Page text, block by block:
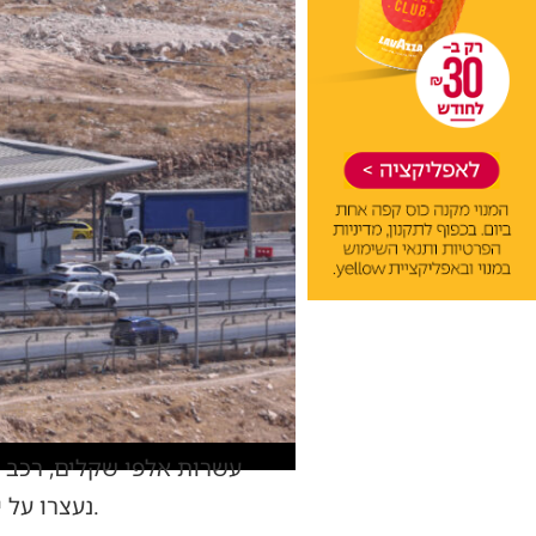
עשרות אלפי שקלים, רכב
נעצרו על ידי שוטרי מחוז ירושלים בין היתר, שלושה חשודים שהסיעו את אותם שוהים בלתי חוקיים.